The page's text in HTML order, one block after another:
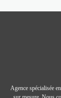
Agence spécialisée